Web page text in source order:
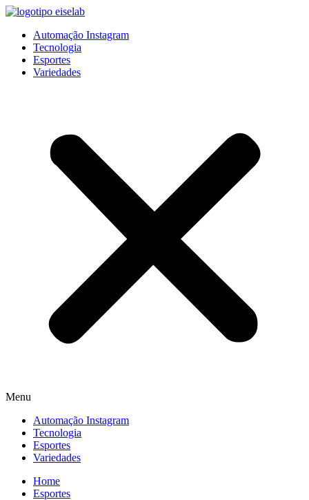
Pular
conteúdo
Automação Instagram
Tecnologia
Esportes
Variedades
Menu
Automação Instagram
Tecnologia
Esportes
Variedades
Home
Esportes